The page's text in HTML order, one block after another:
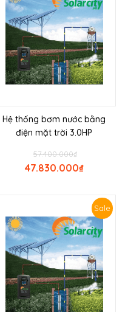
Hệ thống bơm nước bằng
điện mặt trời 3.0HP
₫
57.400.000
₫
47.830.000
Sale